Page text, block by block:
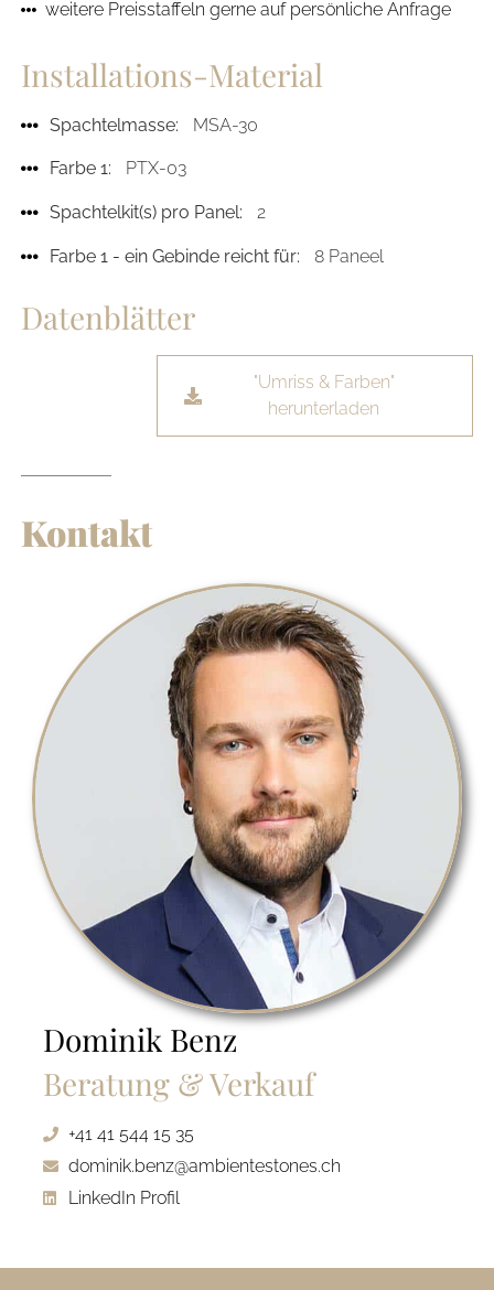
weitere Preisstaffeln gerne auf persönliche Anfrage
Installations-Material
Spachtelmasse: MSA-30
Farbe 1: PTX-03
Spachtelkit(s) pro Panel: 2
Farbe 1 - ein Gebinde reicht für: 8 Paneel
Datenblätter
"Umriss & Farben"
herunterladen
Kontakt
Dominik Benz
Beratung & Verkauf
+41 41 544 15 35
dominik.benz@ambientestones.ch
LinkedIn Profil